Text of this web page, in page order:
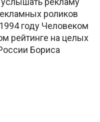
роликов
году Человеком
рейтинге на целых
Бориса